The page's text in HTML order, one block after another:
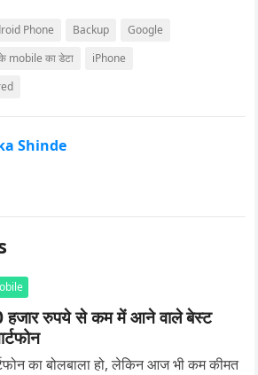
Phone Backup
Google
mobile का डेटा
iPhone
Shinde
हजार रुपये से कम में आने वाले बेस्ट
का बोलबाला हो, लेकिन आज भी कम कीमत